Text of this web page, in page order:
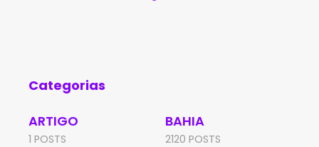
Categorias
ARTIGO
1 POSTS
BAHIA
2120 POSTS